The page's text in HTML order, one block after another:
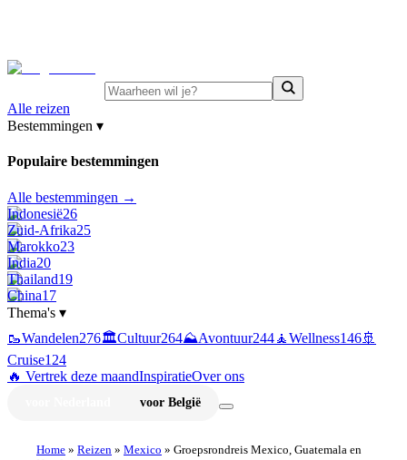
Alle reizen
Bestemmingen ▾
Populaire bestemmingen
Alle bestemmingen →
Indonesië26
Zuid-Afrika25
Marokko23
India20
Thailand19
China17
Thema's ▾
🥾Wandelen276🏛️Cultuur264⛰️Avontuur244🧘Wellness146🚢
Cruise124
🔥 Vertrek deze maandInspiratieOver ons
voor België
Home » Reizen » Mexico » Groepsrondreis Mexico, Guatemala en